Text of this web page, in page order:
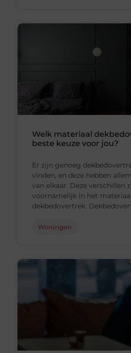
Welk materiaal
beste keuze voor jou?
Er zijn genoeg
vinden, en deze hebben
van elkaar. Deze verschillen
voornamelijk in het
dekbedovertrek.
Woningen